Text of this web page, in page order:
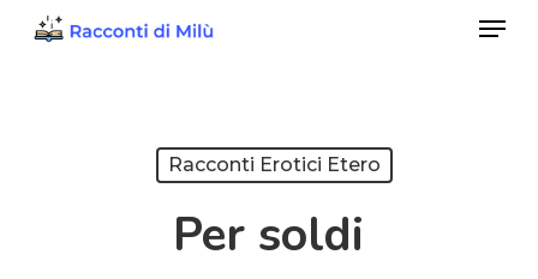
Menu
Racconti Erotici Etero
Per soldi